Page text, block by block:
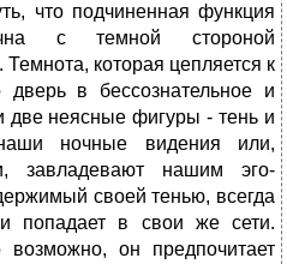
что подчиненная функция
с темной стороной
Темнота, которая цепляется к
дверь в бессознательное и
две неясные фигуры - тень и
ночные видения или,
завладевают нашим эго-
своей тенью, всегда
попадает в свои же сети.
возможно, он предпочитает